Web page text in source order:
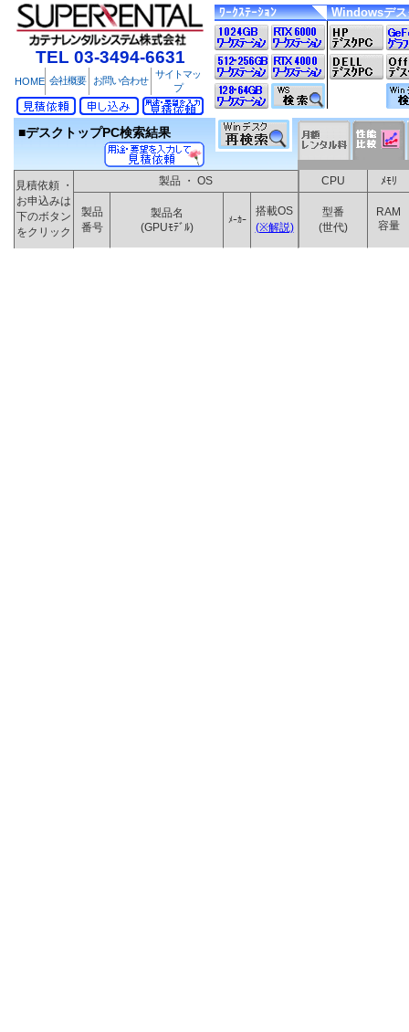
TEL 03-3494-6631
HOME 会社概要 お問い合わせ
サイトマッ
プ
ﾜｰｸｽﾃｰｼｮﾝ Windowsデス
■デスクトップPC検索結果
見積依頼 ・
お申込みは
下のボタン
をクリック
製品 ・ OS CPU ﾒﾓﾘ
製品
番号
製品名
(GPUﾓﾃﾞﾙ)
ﾒｰｶｰ
搭載OS
(※解説)
型番
(世代)
RAM
容量